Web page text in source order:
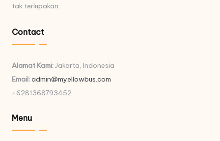
tak terlupakan.
Contact
Alamat Kami:Jakarta, Indonesia
Email:admin@myellowbus.com
+6281368793452
Menu